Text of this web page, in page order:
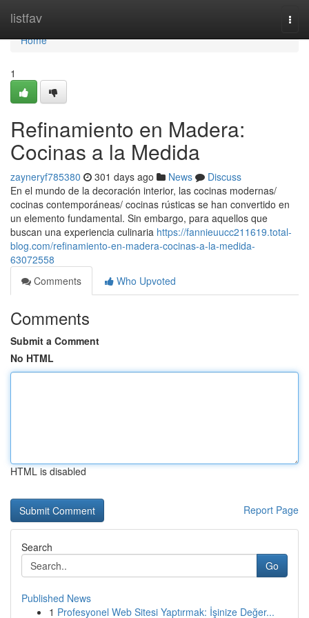
listfav
Home
Home
1
Refinamiento en Madera:
Cocinas a la Medida
zayneryf785380 301 days ago News
Discuss
En el mundo de la decoración interior, las cocinas modernas/
cocinas contemporáneas/ cocinas rústicas se han convertido en
un elemento fundamental. Sin embargo, para aquellos que
buscan una experiencia culinaria https://fannieuucc211619.total-
blog.com/refinamiento-en-madera-cocinas-a-la-medida-
63072558
Comments
Who Upvoted
Comments
Submit a Comment
No HTML
HTML is disabled
Report Page
Search
Go
Published News
1 Profesyonel Web Sitesi Yaptırmak: İşinize Değer...